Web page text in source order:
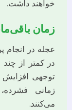
خواهند داشت.
زمان
عجله در انجام
در کمتر از چند
توجهی افزایش
زمانی
می‌کنند.